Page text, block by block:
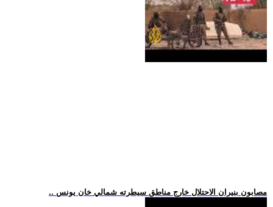
.. مصابون بنيران الاحتلال خارج مناطق سيطرته شمالي خان يونس